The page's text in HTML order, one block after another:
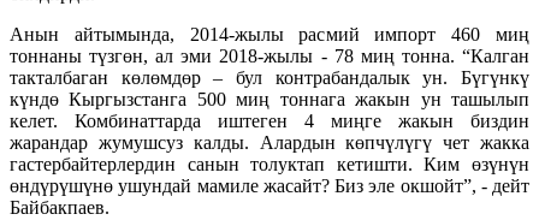
Анын айтымында, 2014-жылы расмий импорт 460 миң
тоннаны түзгөн, ал эми 2018-жылы - 78 миң тонна. “Калган
такталбаган көлөмдөр – бул контрабандалык ун. Бүгүнкү
күндө Кыргызстанга 500 миң тоннага жакын ун ташылып
келет. Комбинаттарда иштеген 4 миңге жакын биздин
жарандар жумушсуз калды. Алардын көпчүлүгү чет жакка
гастербайтерлердин санын толуктап кетишти. Ким өзүнүн
өндүрүшүнө ушундай мамиле жасайт? Биз эле окшойт”, - дейт
Байбакпаев.